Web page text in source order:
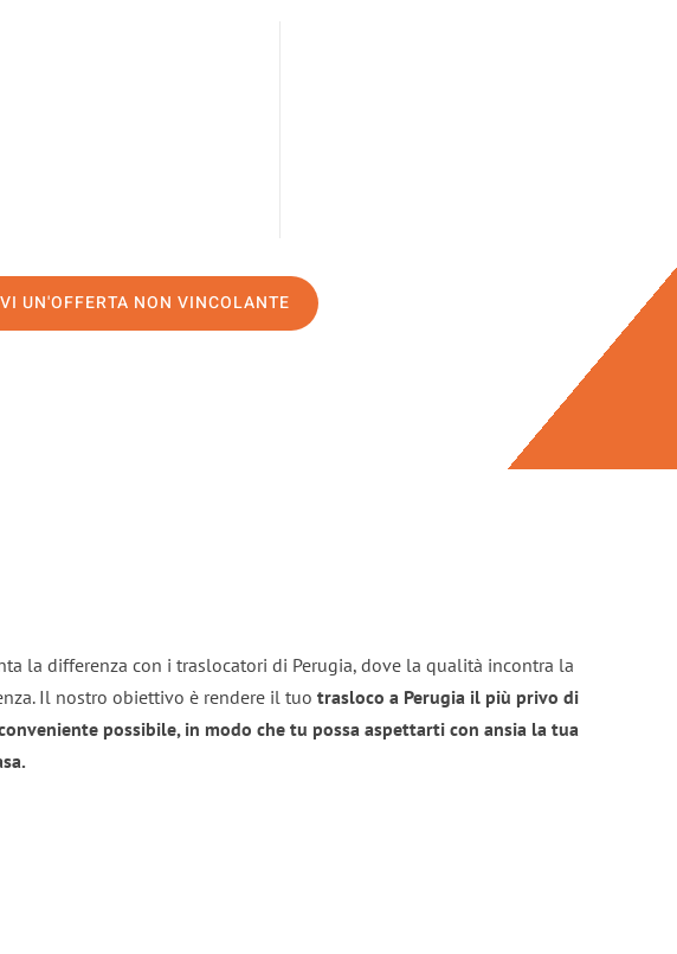
UN'OFFERTA NON VINCOLANTE
la differenza con i traslocatori di Perugia, dove la qualità incontra la
Il nostro obiettivo è rendere il tuo trasloco a Perugia il più privo di
possibile, in modo che tu possa aspettarti con ansia la tua